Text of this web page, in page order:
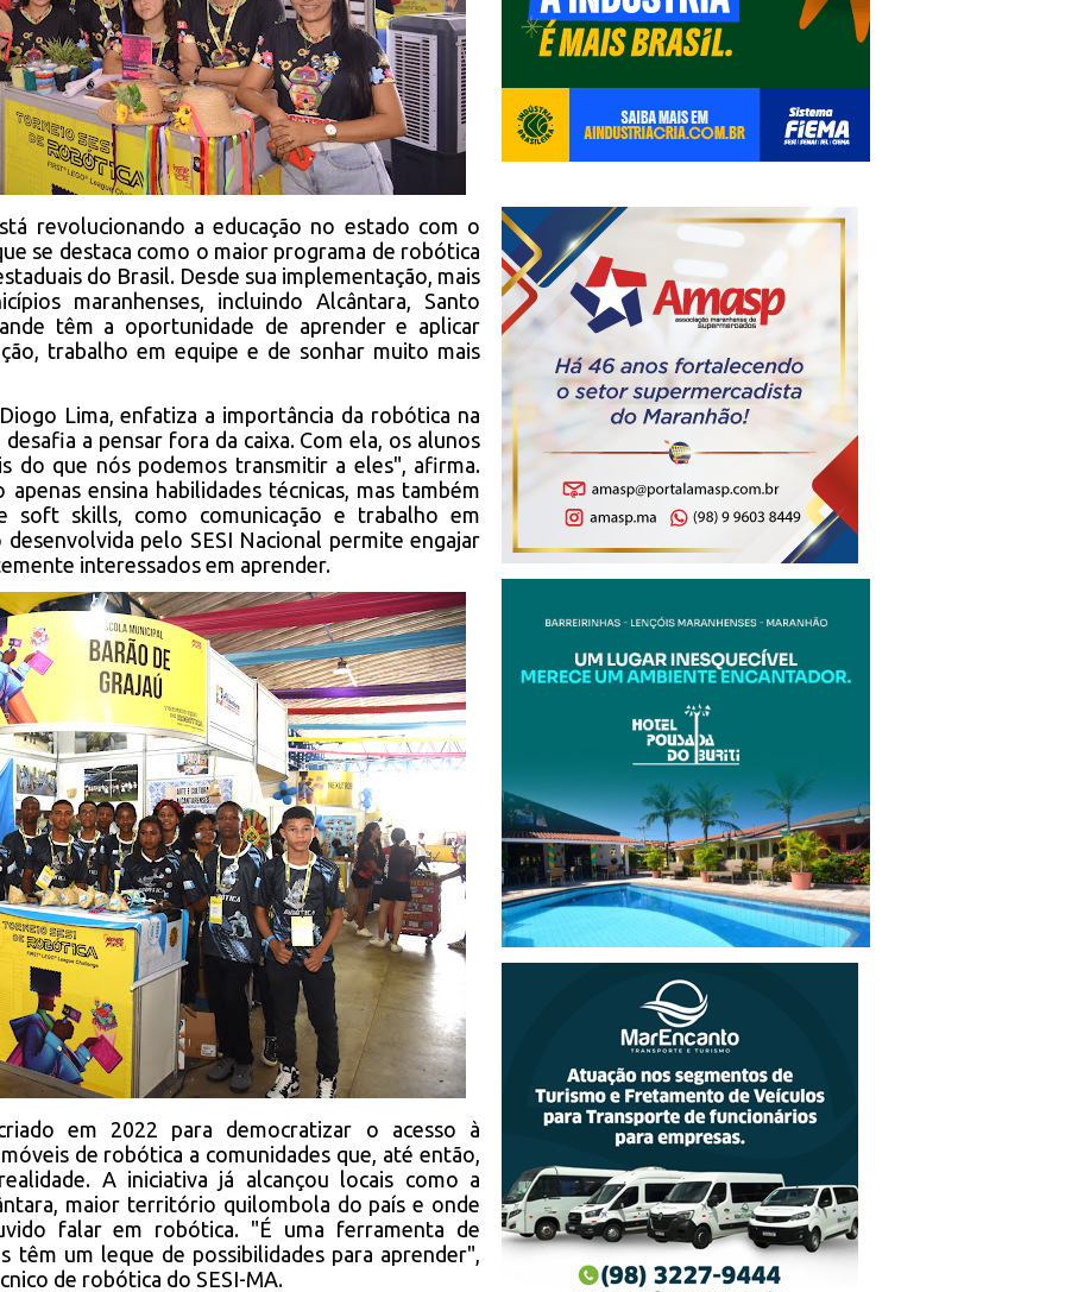
revolucionando a educação no estado com o
se destaca como o maior programa de robótica
do Brasil. Desde sua implementação, mais
maranhenses, incluindo Alcântara, Santo
têm a oportunidade de aprender e aplicar
trabalho em equipe e de sonhar muito mais
Lima, enfatiza a importância da robótica na
a pensar fora da caixa. Com ela, os alunos
do que nós podemos transmitir a eles", afirma.
ensina habilidades técnicas, mas também
soft skills, como comunicação e trabalho em
pelo SESI Nacional permite engajar
interessados em aprender.
em 2022 para democratizar o acesso à
de robótica a comunidades que, até então,
A iniciativa já alcançou locais como a
maior território quilombola do país e onde
falar em robótica. "É uma ferramenta de
têm um leque de possibilidades para aprender",
de robótica do SESI-MA.